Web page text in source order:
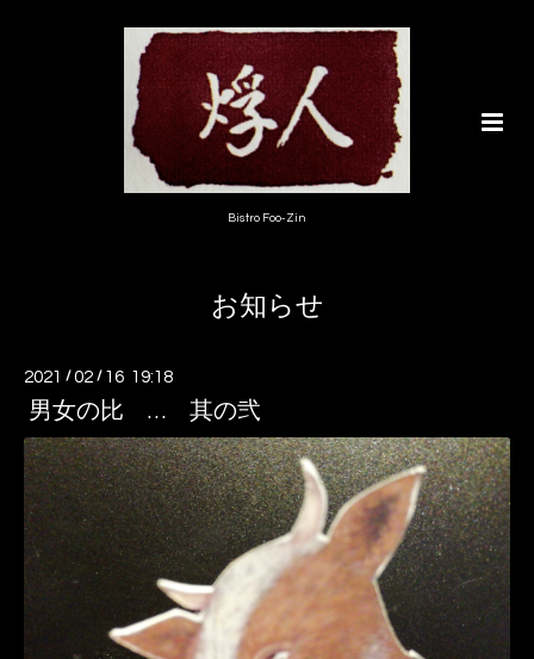
Bistro Foo-Zin
お知らせ
2021 /02 / 16 19:18
男女の比 … 其の弐